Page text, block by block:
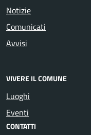
Notizie
Comunicati
Avvisi
VIVERE IL COMUNE
Luoghi
Eventi
CONTATTI